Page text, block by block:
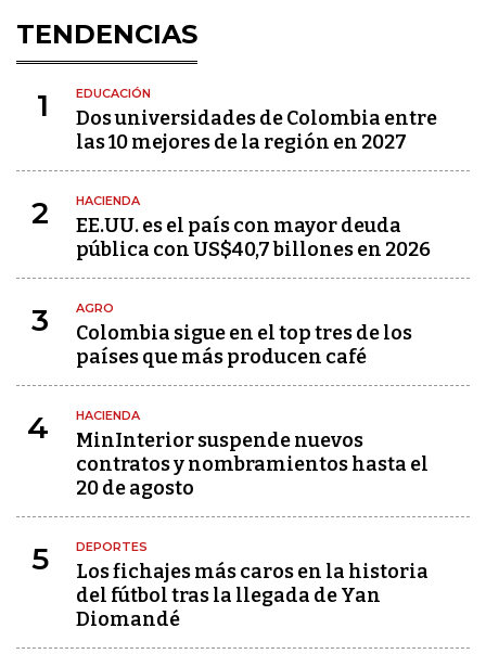
TENDENCIAS
1 EDUCACIÓN
Dos universidades de Colombia entre
las 10 mejores de la región en 2027
2 HACIENDA
EE.UU. es el país con mayor deuda
pública con US$40,7 billones en 2026
3 AGRO
Colombia sigue en el top tres de los
países que más producen café
4 HACIENDA
MinInterior suspende nuevos
contratos y nombramientos hasta el
20 de agosto
5 DEPORTES
Los fichajes más caros en la historia
del fútbol tras la llegada de Yan
Diomandé